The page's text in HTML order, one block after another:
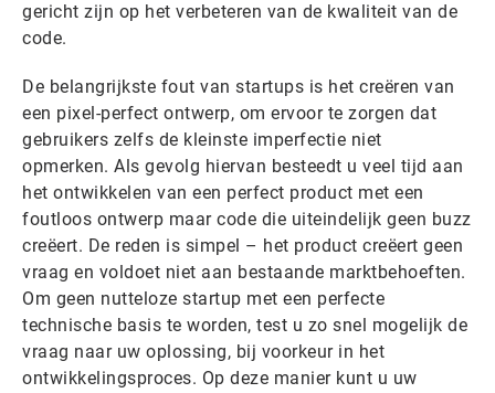
gericht zijn op het verbeteren van de kwaliteit van de
code.
De belangrijkste fout van startups is het creëren van
een pixel-perfect ontwerp, om ervoor te zorgen dat
gebruikers zelfs de kleinste imperfectie niet
opmerken. Als gevolg hiervan besteedt u veel tijd aan
het ontwikkelen van een perfect product met een
foutloos ontwerp maar code die uiteindelijk geen buzz
creëert. De reden is simpel – het product creëert geen
vraag en voldoet niet aan bestaande marktbehoeften.
Om geen nutteloze startup met een perfecte
technische basis te worden, test u zo snel mogelijk de
vraag naar uw oplossing, bij voorkeur in het
ontwikkelingsproces. Op deze manier kunt u uw